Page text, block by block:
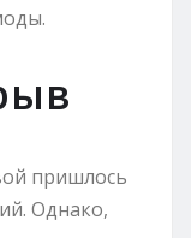
пришлось
Однако,